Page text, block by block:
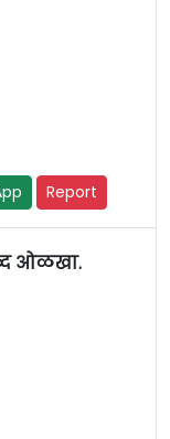
Report
ओळखा.